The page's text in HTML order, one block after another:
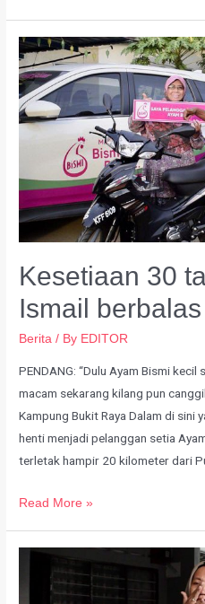
Kesetiaan 30
Ismail berbalas
Berita / By EDITOR
PENDANG: “Dulu Ayam Bismi
macam sekarang kilang pun
Kampung Bukit Raya Dalam di sini
henti menjadi pelanggan setia
terletak hampir 20 kilometer dari
Read More »